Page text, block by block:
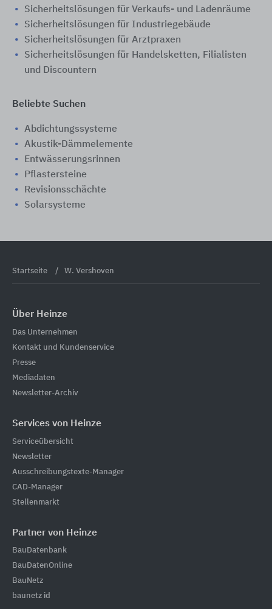
Sicherheitslösungen für Verkaufs- und Ladenräume
Sicherheitslösungen für Industriegebäude
Sicherheitslösungen für Arztpraxen
Sicherheitslösungen für Handelsketten, Filialisten
und Discountern
Beliebte Suchen
Abdichtungssysteme
Akustik-Dämmelemente
Entwässerungsrinnen
Pflastersteine
Revisionsschächte
Solarsysteme
Startseite W. Vershoven
Über Heinze
Das Unternehmen
Kontakt und Kundenservice
Presse
Mediadaten
Newsletter-Archiv
Services von Heinze
Serviceübersicht
Newsletter
Ausschreibungstexte-Manager
CAD-Manager
Stellenmarkt
Partner von Heinze
BauDatenbank
BauDatenOnline
BauNetz
baunetz id